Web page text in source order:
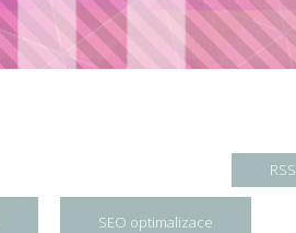
RSS
SEO optimalizace